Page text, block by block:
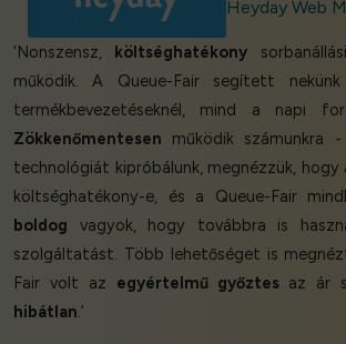
Heyday Web
‘Nonszensz, költséghatékony
működik. A Queue-Fair segített
termékbevezetéseknél, mind a napi
Zökkenőmentesen működik számunkra
technológiát kipróbálunk, megnézzük, hogy
költséghatékony-e, és a Queue-Fair
boldog vagyok, hogy továbbra is
szolgáltatást. Több lehetőséget is
Fair volt az egyértelmű győztesaz ár
hibátlan.’